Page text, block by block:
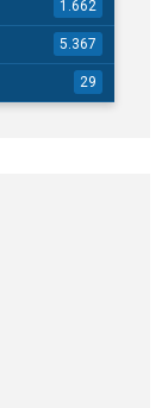
1.662
5.367
29